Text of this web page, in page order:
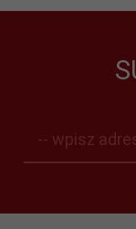
-- wpisz